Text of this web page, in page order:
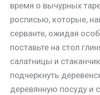
время о вычурных
росписью, которые,
серванте, ожидая
поставьте на стол
салатницы и
подчеркнуть
деревянную посуду и